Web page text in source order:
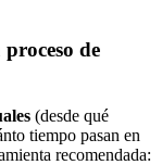
de
(desde qué
tiempo pasan en
recomendada: